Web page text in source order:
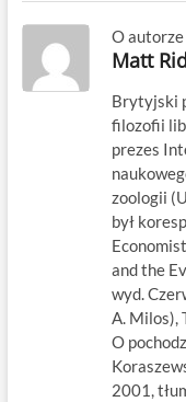
O
Matt
Brytyjski
filozofii
prezes
zoologii
był
and the
wyd.
A. Milos),
O
2001,